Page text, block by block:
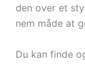
den over et
nem måde at
Du kan finde